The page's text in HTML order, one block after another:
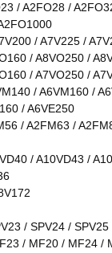
/ A2FO28 /
/ A7V225 /
/ A8VO250 /
/ A7VO250 /
/ A6VM160 /
/ A6VE250
/ A2FM63 /
/ A10VD43 /
/ SPV24 /
/ MF20 / MF24 /